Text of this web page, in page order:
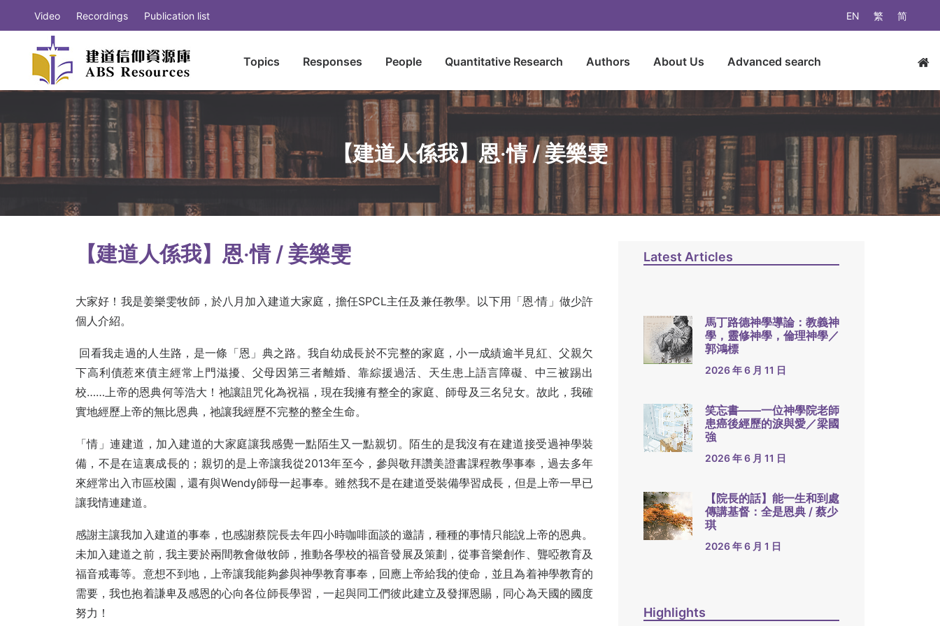
EN 繁 简
Video Recordings Publication list
Topics Responses People Quantitative Research Authors About Us Advanced search
【建道人係我】恩‧情 / 姜樂雯
【建道人係我】恩‧情 / 姜樂雯
大家好！我是姜樂雯牧師，於八月加入建道大家庭，擔任SPCL主任及兼任教學。以下用「恩‧情」做少許
個人介紹。
回看我走過的人生路，是一條「恩」典之路。我自幼成長於不完整的家庭，小一成績逾半見紅、父親欠
下高利債惹來債主經常上門滋擾、父母因第三者離婚、靠綜援過活、天生患上語言障礙、中三被踢出
校……上帝的恩典何等浩大！祂讓詛咒化為祝福，現在我擁有整全的家庭、師母及三名兒女。故此，我確
實地經歷上帝的無比恩典，祂讓我經歷不完整的整全生命。
「情」連建道，加入建道的大家庭讓我感覺一點陌生又一點親切。陌生的是我沒有在建道接受過神學裝
備，不是在這裏成長的；親切的是上帝讓我從2013年至今，參與敬拜讚美證書課程教學事奉，過去多年
來經常出入市區校園，還有與Wendy師母一起事奉。雖然我不是在建道受裝備學習成長，但是上帝一早已
讓我情連建道。
感謝主讓我加入建道的事奉，也感謝蔡院長去年四小時咖啡面談的邀請，種種的事情只能說上帝的恩典。
未加入建道之前，我主要於兩間教會做牧師，推動各學校的福音發展及策劃，從事音樂創作、聾啞教育及
福音戒毒等。意想不到地，上帝讓我能夠參與神學教育事奉，回應上帝給我的使命，並且為着神學教育的
需要，我也抱着謙卑及感恩的心向各位師長學習，一起與同工們彼此建立及發揮恩賜，同心為天國的國度
努力！
Latest Articles
馬丁路德神學導論：教義神
學，靈修神學，倫理神學／
郭鴻標
2026 年 6 月 11 日
笑忘書——一位神學院老師
患癌後經歷的淚與愛／梁國
強
2026 年 6 月 11 日
【院長的話】能一生和到處
傳講基督：全是恩典 / 蔡少
琪
2026 年 6 月 1 日
Highlights